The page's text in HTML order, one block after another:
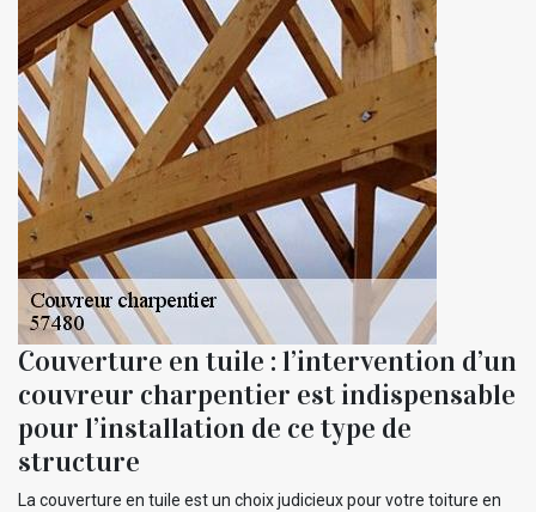
Couverture en tuile : l’intervention d’un
couvreur charpentier est indispensable
pour l’installation de ce type de
structure
La couverture en tuile est un choix judicieux pour votre toiture en